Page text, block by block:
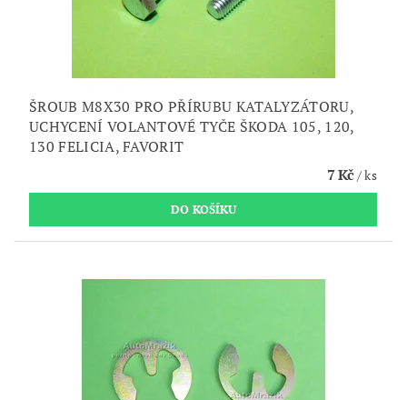
ŠROUB M8X30 PRO PŘÍRUBU KATALYZÁTORU,
UCHYCENÍ VOLANTOVÉ TYČE ŠKODA 105, 120,
130 FELICIA, FAVORIT
7 Kč/ ks